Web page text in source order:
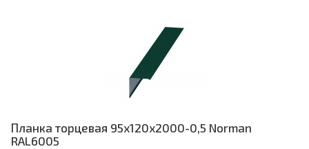
Планка торцевая 95х120х2000-0,5 Norman
RAL6005